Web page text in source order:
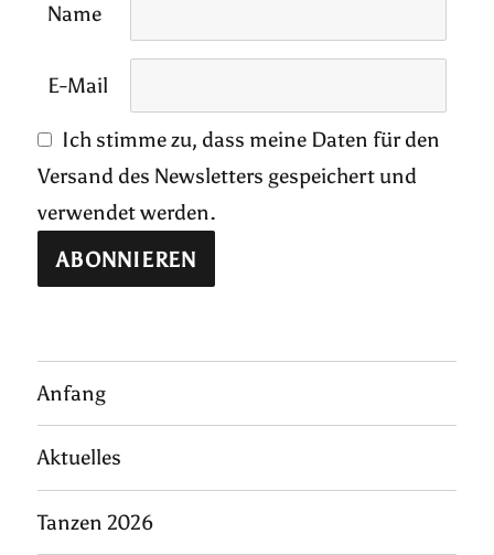
Name
E-Mail
Ich stimme zu, dass meine Daten für den
Versand des Newsletters gespeichert und
verwendet werden.
Anfang
Aktuelles
Tanzen 2026